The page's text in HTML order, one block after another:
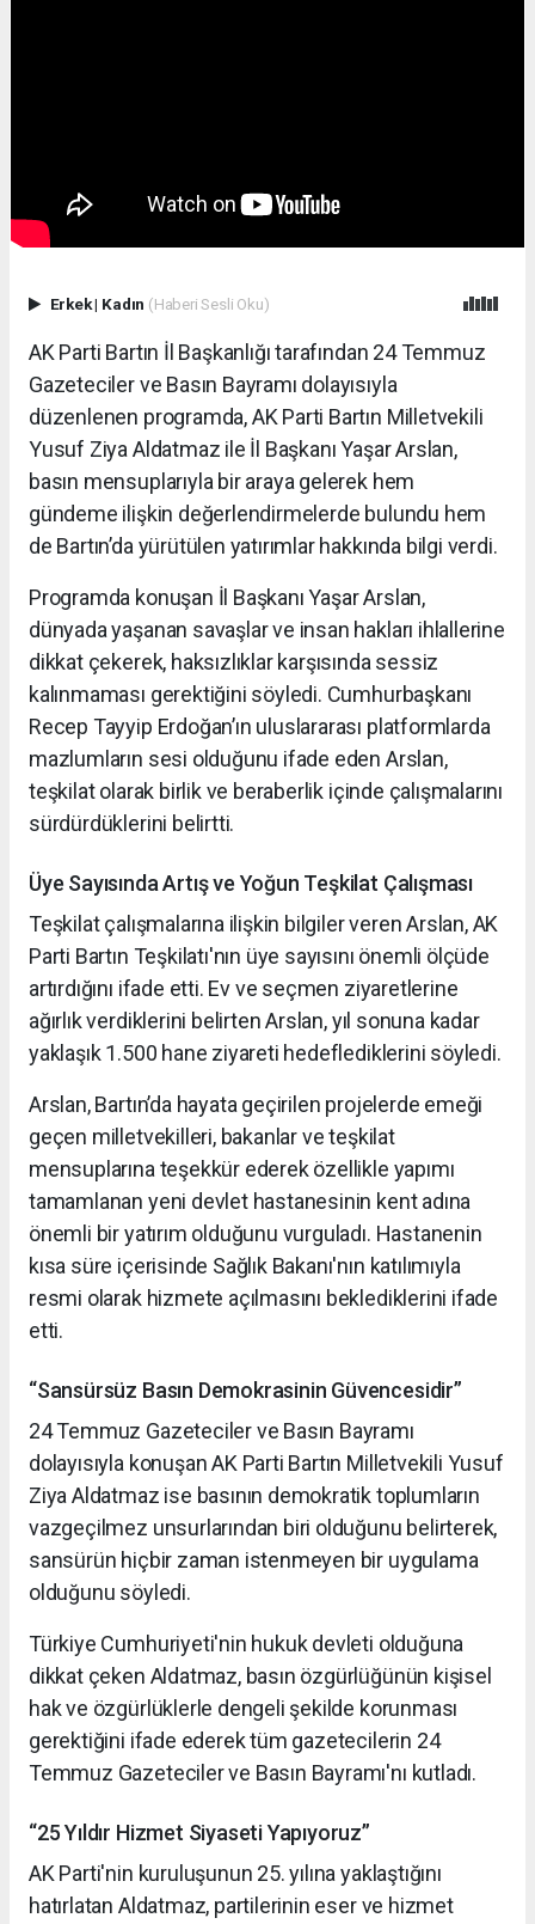
Erkek| Kadın (Haberi Sesli Oku)
AK Parti Bartın İl Başkanlığı tarafından 24 Temmuz
Gazeteciler ve Basın Bayramı dolayısıyla
düzenlenen programda, AK Parti Bartın Milletvekili
Yusuf Ziya Aldatmaz ile İl Başkanı Yaşar Arslan,
basın mensuplarıyla bir araya gelerek hem
gündeme ilişkin değerlendirmelerde bulundu hem
de Bartın’da yürütülen yatırımlar hakkında bilgi verdi.
Programda konuşan İl Başkanı Yaşar Arslan,
dünyada yaşanan savaşlar ve insan hakları ihlallerine
dikkat çekerek, haksızlıklar karşısında sessiz
kalınmaması gerektiğini söyledi. Cumhurbaşkanı
Recep Tayyip Erdoğan’ın uluslararası platformlarda
mazlumların sesi olduğunu ifade eden Arslan,
teşkilat olarak birlik ve beraberlik içinde çalışmalarını
sürdürdüklerini belirtti.
Üye Sayısında Artış ve Yoğun Teşkilat Çalışması
Teşkilat çalışmalarına ilişkin bilgiler veren Arslan, AK
Parti Bartın Teşkilatı'nın üye sayısını önemli ölçüde
artırdığını ifade etti. Ev ve seçmen ziyaretlerine
ağırlık verdiklerini belirten Arslan, yıl sonuna kadar
yaklaşık 1.500 hane ziyareti hedeflediklerini söyledi.
Arslan, Bartın’da hayata geçirilen projelerde emeği
geçen milletvekilleri, bakanlar ve teşkilat
mensuplarına teşekkür ederek özellikle yapımı
tamamlanan yeni devlet hastanesinin kent adına
önemli bir yatırım olduğunu vurguladı. Hastanenin
kısa süre içerisinde Sağlık Bakanı'nın katılımıyla
resmi olarak hizmete açılmasını beklediklerini ifade
etti.
“Sansürsüz Basın Demokrasinin Güvencesidir”
24 Temmuz Gazeteciler ve Basın Bayramı
dolayısıyla konuşan AK Parti Bartın Milletvekili Yusuf
Ziya Aldatmaz ise basının demokratik toplumların
vazgeçilmez unsurlarından biri olduğunu belirterek,
sansürün hiçbir zaman istenmeyen bir uygulama
olduğunu söyledi.
Türkiye Cumhuriyeti'nin hukuk devleti olduğuna
dikkat çeken Aldatmaz, basın özgürlüğünün kişisel
hak ve özgürlüklerle dengeli şekilde korunması
gerektiğini ifade ederek tüm gazetecilerin 24
Temmuz Gazeteciler ve Basın Bayramı'nı kutladı.
“25 Yıldır Hizmet Siyaseti Yapıyoruz”
AK Parti'nin kuruluşunun 25. yılına yaklaştığını
hatırlatan Aldatmaz, partilerinin eser ve hizmet